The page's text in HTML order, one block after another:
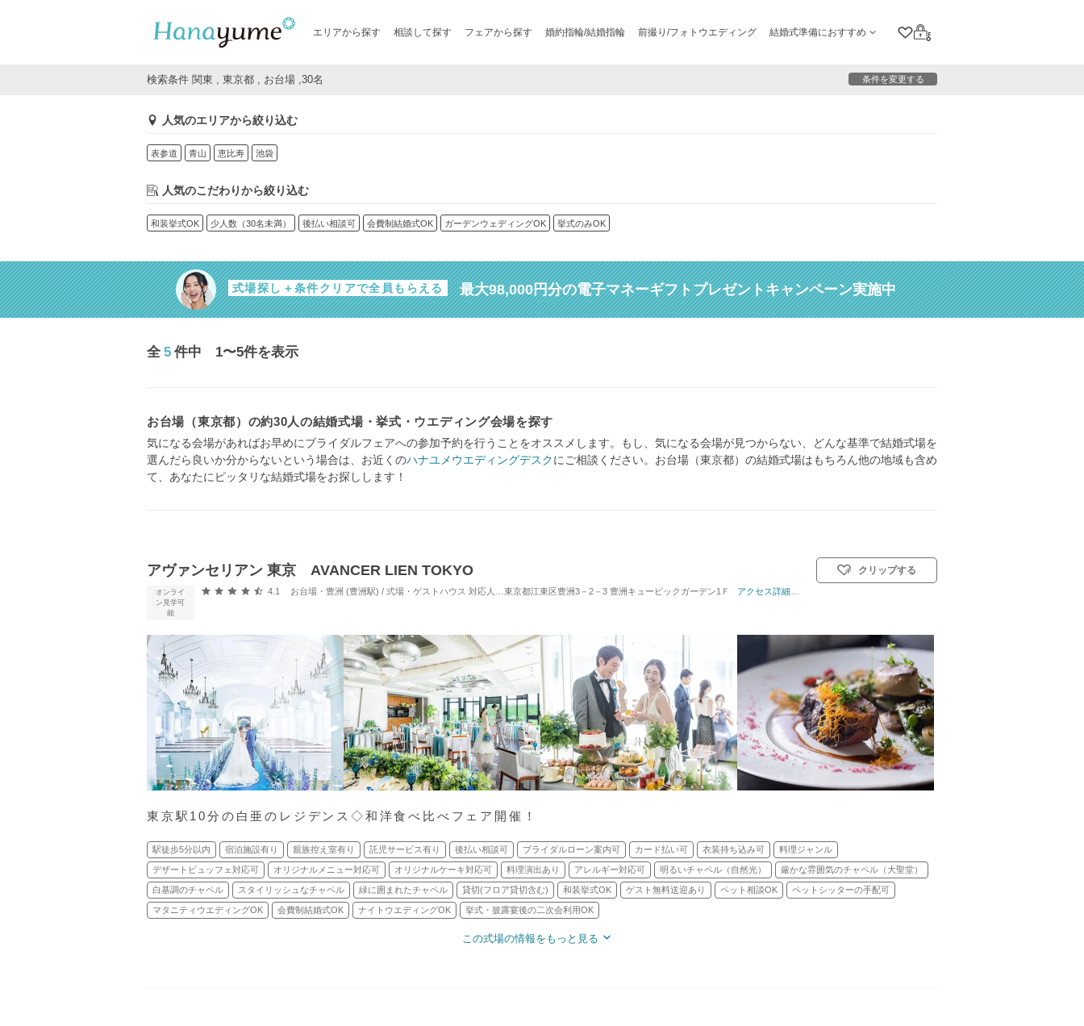
エリアから探す 相談して探す フェアから探す 婚約指輪/結婚指輪 前撮り/フォトウエディング 結婚式準備におすすめ
クリップリスト
ログイン
検索条件 関東 , 東京都 , お台場 ,30名 条件を変更する
人気のエリアから絞り込む
表参道 青山 恵比寿 池袋
人気のこだわりから絞り込む
和装挙式OK 少人数（30名未満） 後払い相談可 会費制結婚式OK ガーデンウェディングOK 挙式のみOK
式場探し＋条件クリアで全員もらえる 最大98,000円分の電子マネーギフトプレゼントキャンペーン実施中
全 5 件中 1〜5件を表示
お台場（東京都）の約30人の結婚式場・挙式・ウエディング会場を探す
気になる会場があればお早めにブライダルフェアへの参加予約を行うことをオススメします。もし、気になる会場が見つからない、どんな基準で結婚式場を
選んだら良いか分からないという場合は、お近くのハナユメウエディングデスクにご相談ください。お台場（東京都）の結婚式場はもちろん他の地域も含め
て、あなたにピッタリな結婚式場をお探しします！
アヴァンセリアン 東京 AVANCER LIEN TOKYO
オンライ
ン見学可
能
口コミ評価
4.1 お台場・豊洲 (豊洲駅) / 式場・ゲストハウス 対応人数: 着席：10名 ～ 150名 挙式スタイル: 教会式(キリスト教式)／人前式／仏前式／和装人前式
東京都江東区豊洲3－2－3 豊洲キュービックガーデン1Ｆ アクセス詳細はこちら
クリップする
東京駅10分の白亜のレジデンス◇和洋食べ比べフェア開催！
駅徒歩5分以内 宿泊施設有り 親族控え室有り 託児サービス有り 後払い相談可 ブライダルローン案内可 カード払い可 衣装持ち込み可 料理ジャンル
デザートビュッフェ対応可 オリジナルメニュー対応可 オリジナルケーキ対応可 料理演出あり アレルギー対応可 明るいチャペル（自然光） 厳かな雰囲気のチャペル（大聖堂）
白基調のチャペル スタイリッシュなチャペル 緑に囲まれたチャペル 貸切(フロア貸切含む) 和装挙式OK ゲスト無料送迎あり ペット相談OK ペットシッターの手配可
マタニティウエディングOK 会費制結婚式OK ナイトウエディングOK 挙式・披露宴後の二次会利用OK
この式場の情報をもっと見る